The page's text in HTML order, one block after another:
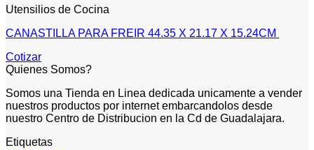
Utensilios de Cocina
CANASTILLA PARA FREIR 44.35 X 21.17 X 15.24CM
Cotizar
Quienes Somos?
Somos una Tienda en Linea dedicada unicamente a vender
nuestros productos por internet embarcandolos desde
nuestro Centro de Distribucion en la Cd de Guadalajara.
Etiquetas